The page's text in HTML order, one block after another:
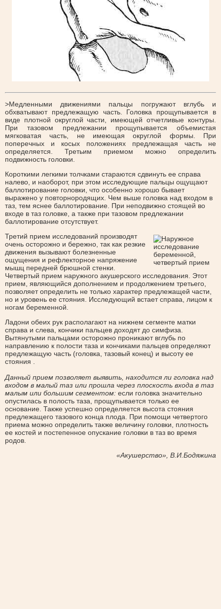
>Медленными движениями пальцы погружают вглубь и
обхватывают предлежащую часть. Головка прощупывается в
виде плотной округлой части, имеющей отчетливые контуры.
При тазовом предлежании прощупывается объемистая
мягковатая часть, не имеющая округлой формы. При
поперечных и косых положениях предлежащая часть не
определяется. Третьим приемом можно определить
подвижность головки.
Короткими легкими толчками стараются сдвинуть ее справа
налево, и наоборот, при этом исследующие пальцы ощущают
баллотирование головки, что особенно хорошо бывает
выражено у повторнородящих. Чем выше головка над входом в
таз, тем яснее баллотирование. При неподвижно стоящей во
входе в таз головке, а также при тазовом предлежании
баллотирование отсутствует.
Третий прием исследований производят
очень осторожно и бережно, так как резкие
движения вызывают болезненные
ощущения и рефлекторное напряжение
мышц передней брюшной стенки.
Четвертый прием наружного акушерского исследования. Этот
прием, являющийся дополнением и продолжением третьего,
позволяет определить не только характер предлежащей части,
но и уровень ее стояния. Исследующий встает справа, лицом к
ногам беременной.
Ладони обеих рук располагают на нижнем сегменте матки
справа и слева, кончики пальцев доходят до симфиза.
Вытянутыми пальцами осторожно проникают вглубь по
направлению к полости таза и кончиками пальцев определяют
предлежащую часть (головка, тазовый конец) и высоту ее
стояния .
Данный прием позволяет выявить, находится ли головка над
входом в малый таз или прошла через плоскость входа в таз
малым или большим сегментом: если головка значительно
опустилась в полость таза, прощупывается только ее
основание. Также успешно определяется высота стояния
предлежащего тазового конца плода. При помощи четвертого
приема можно определить также величину головки, плотность
ее костей и постепенное опускание головки в таз во время
родов.
«Акушерство», В.И.Бодяжина